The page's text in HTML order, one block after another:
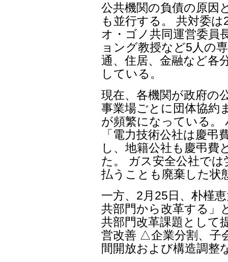
公共機関の負債の原因
も並行する。 共対委
オ・ゴノ共同運営委員
ョング教授など5人の
通、住居、金融など各
している。
現在、各機関が政府の
事業場ごとに団体協約
が頻繁になっている。
「電力技術公社は慶
し、地籍公社も慶弔費
た。 ガス安全公社で
払うことも廃棄した状
一方、2月25日、朴槿
共部門から改革する」
共部門改革課題として
営改善 △企業分割、子
間開放および構造調整